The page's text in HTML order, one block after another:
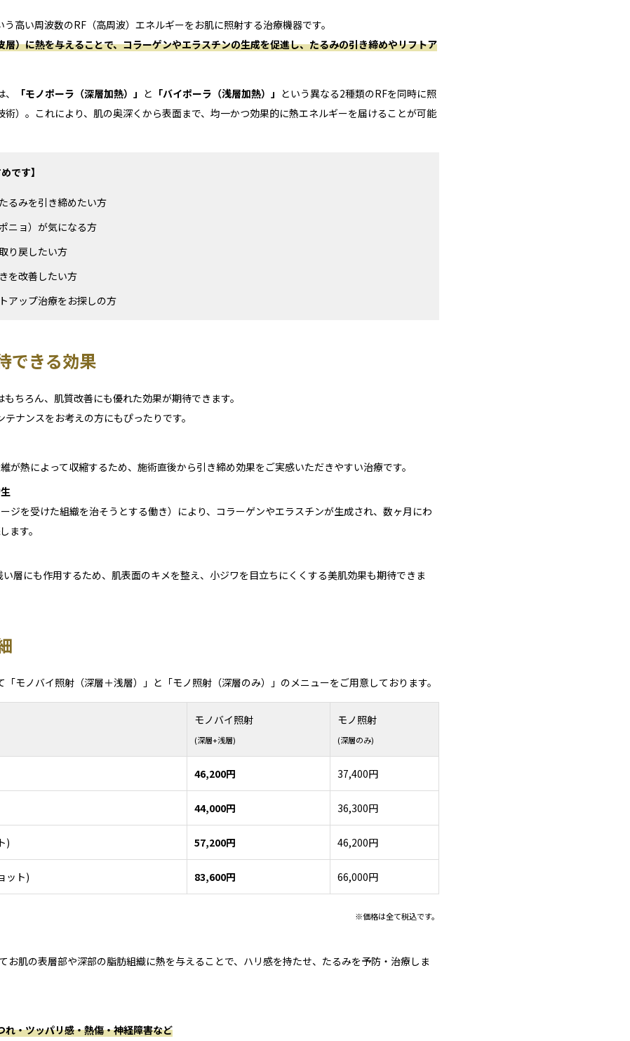
高い周波数のRF（高周波）エネルギーをお肌に照射する治療機器です。
層）に熱を与えることで、コラーゲンやエラスチンの生成を促進し、たるみの引き締めやリフトア
「モノポーラ（深層加熱）」 と 「バイポーラ（浅層加熱）」 という異なる2種類のRFを同時に照
術）。これにより、肌の奥深くから表面まで、均一かつ効果的に熱エネルギーを届けることが可能
です】
るみを引き締めたい方
ニョ）が気になる方
り戻したい方
を改善したい方
アップ治療をお探しの方
できる効果
ちろん、肌質改善にも優れた効果が期待できます。
ナンスをお考えの方にもぴったりです。
が熱によって収縮するため、施術直後から引き締め効果をご実感いただきやすい治療です。
ジを受けた組織を治そうとする働き）により、コラーゲンやエラスチンが生成され、数ヶ月にわ
ます。
層にも作用するため、肌表面のキメを整え、小ジワを目立ちにくくする美肌効果も期待できま
モノバイ照射（深層＋浅層）」と「モノ照射（深層のみ）」のメニューをご用意しております。
モノバイ照射
(深層+浅層)
モノ照射
(深層のみ)
46,200円 37,400円
44,000円 36,300円
) 57,200円 46,200円
ット) 83,600円 66,000円
※価格は全て税込です。
お肌の表層部や深部の脂肪組織に熱を与えることで、ハリ感を持たせ、たるみを予防・治療しま
れ・ツッパリ感・熱傷・神経障害など